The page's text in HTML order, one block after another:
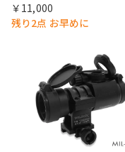
￥11,000
残り2点 お早めに